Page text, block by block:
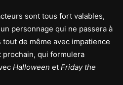
sont tous fort valables,
personnage qui ne passera à
tout de même avec impatience
qui formulera
Halloween et Friday the